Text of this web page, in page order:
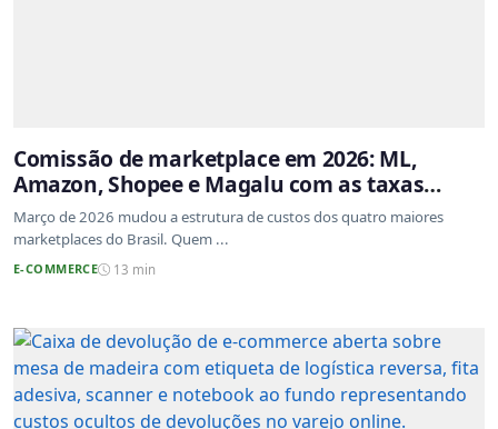
Comissão de marketplace em 2026: ML,
Amazon, Shopee e Magalu com as taxas
atualizadas
Março de 2026 mudou a estrutura de custos dos quatro maiores
marketplaces do Brasil. Quem ...
E-COMMERCE 13 min